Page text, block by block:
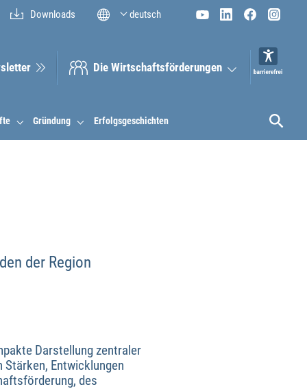
Gründung Erfolgsgeschichten
Downloads deutsch
Die Wirt­schaftsför­derungen
der Region
Darstellung zentraler
Stärken, Entwicklungen
des